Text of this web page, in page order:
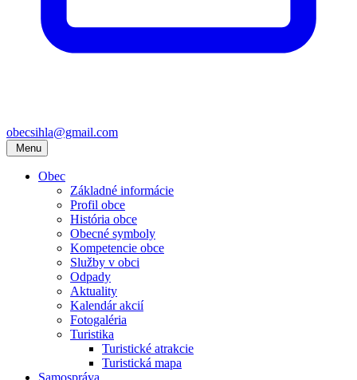
obecsihla@gmail.com
Menu
Obec
Základné informácie
Profil obce
História obce
Obecné symboly
Kompetencie obce
Služby v obci
Odpady
Aktuality
Kalendár akcií
Fotogaléria
Turistika
Turistické atrakcie
Turistická mapa
Samospráva